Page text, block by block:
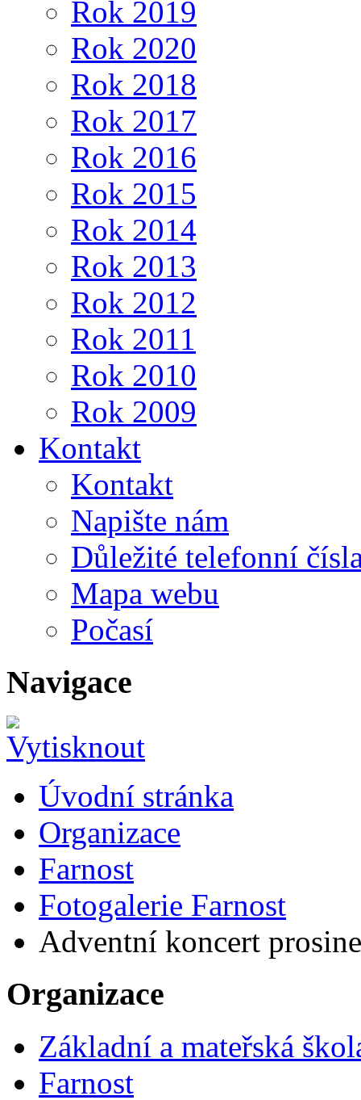
Rok 2019
Rok 2020
Rok 2018
Rok 2017
Rok 2016
Rok 2015
Rok 2014
Rok 2013
Rok 2012
Rok 2011
Rok 2010
Rok 2009
Kontakt
Kontakt
Napište nám
Důležité telefonní
Mapa webu
Počasí
Navigace
Úvodní stránka
Organizace
Farnost
Fotogalerie Farnost
Adventní koncert
Organizace
Základní a mateřská
Farnost